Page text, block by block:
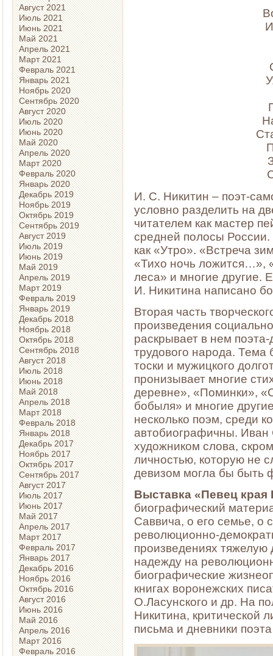
Август 2021
Июль 2021
Июнь 2021
Май 2021
Апрель 2021
Март 2021
Февраль 2021
Январь 2021
Ноябрь 2020
Сентябрь 2020
Август 2020
Июль 2020
Июнь 2020
Май 2020
Апрель 2020
Март 2020
Февраль 2020
Январь 2020
Декабрь 2019
Ноябрь 2019
Октябрь 2019
Сентябрь 2019
Август 2019
Июль 2019
Июнь 2019
Май 2019
Апрель 2019
Март 2019
Февраль 2019
Январь 2019
Декабрь 2018
Ноябрь 2018
Октябрь 2018
Сентябрь 2018
Август 2018
Июль 2018
Июнь 2018
Май 2018
Апрель 2018
Март 2018
Февраль 2018
Январь 2018
Декабрь 2017
Ноябрь 2017
Октябрь 2017
Сентябрь 2017
Август 2017
Июль 2017
Июнь 2017
Май 2017
Апрель 2017
Март 2017
Февраль 2017
Январь 2017
Декабрь 2016
Ноябрь 2016
Октябрь 2016
Август 2016
Июнь 2016
Май 2016
Апрель 2016
Март 2016
Февраль 2016
И. С. Никитин – поэт-
условно разделить на
читателем как мастер
средней полосы
как «Утро». «Встреча
«Тихо ночь ложится…»,
леса» и многие другие.
И. Никитина написано
Вторая часть
произведения
раскрывает в нем
трудового народа.
тоски и мужицкого
пронизывает многие
деревне», «Поминки»,
бобыля» и многие
несколько поэм, среди
автобиографичны.
художником слова,
личностью, которую не
девизом могла бы быть
Выставка «Певец края
биографический
Саввича, о его семье, о
революционно-
произведениях
надежду на
биографические
книгах воронежских
О.Ласунского и др. На
Никитина, критической
письма и дневники поэта